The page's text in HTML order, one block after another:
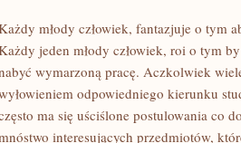
młody człowiek, fantazjuje o tym
jeden młody człowiek, roi o tym
wymarzoną pracę. Aczkolwiek
odpowiedniego kierunku
ma się uściślone postulowania co
interesujących przedmiotów,